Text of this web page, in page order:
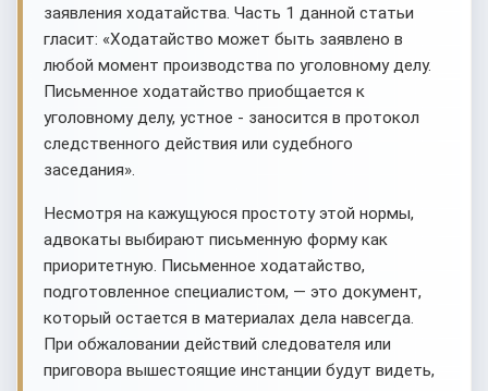
заявления ходатайства. Часть 1 данной статьи
гласит: «Ходатайство может быть заявлено в
любой момент производства по уголовному делу.
Письменное ходатайство приобщается к
уголовному делу, устное - заносится в протокол
следственного действия или судебного
заседания».
Несмотря на кажущуюся простоту этой нормы,
адвокаты выбирают письменную форму как
приоритетную. Письменное ходатайство,
подготовленное специалистом, — это документ,
который остается в материалах дела навсегда.
При обжаловании действий следователя или
приговора вышестоящие инстанции будут видеть,